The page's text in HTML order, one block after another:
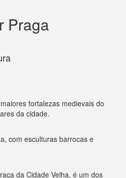
Praga
fortalezas medievais do
da cidade.
com esculturas barrocas e
da Cidade Velha, é um dos